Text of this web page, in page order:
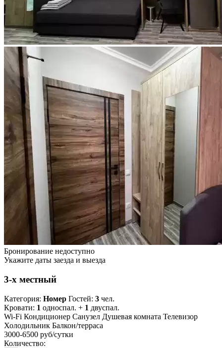
Бронирование недоступно
Укажите даты заезда и выезда
3-х местный
Категория: Номер Гостей: 3 чел.
Кровати: 1 односпал. + 1 двуспал.
Wi-Fi Кондиционер Санузел Душевая комната Телевизор
Холодильник Балкон/терраса
3000-6500 руб/сутки
Количество: